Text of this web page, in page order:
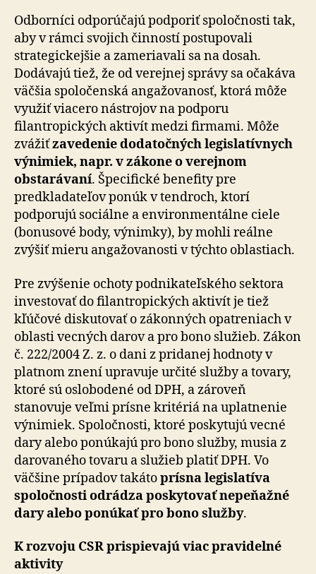
Odborníci odporúčajú podporiť spoločnosti tak,
aby v rámci svojich činností postupovali
strategickejšie a zameriavali sa na dosah.
Dodávajú tiež, že od verejnej správy sa očakáva
väčšia spoločenská angažovanosť, ktorá môže
využiť viacero nástrojov na podporu
filantropických aktivít medzi firmami. Môže
zvážiťzavedenie dodatočných legislatívnych
výnimiek, napr. v zákone o verejnom
obstarávaní. Špecifické benefity pre
predkladateľov ponúk v tendroch, ktorí
podporujú sociálne a environmentálne ciele
(bonusové body, výnimky), by mohli reálne
zvýšiť mieru angažovanosti v týchto oblastiach.
Pre zvýšenie ochoty podnikateľského sektora
investovať do filantropických aktivít je tiež
kľúčové diskutovať o zákonných opatreniach v
oblasti vecných darov a pro bono služieb. Zákon
č. 222/2004 Z. z. o dani z pridanej hodnoty v
platnom znení upravuje určité služby a tovary,
ktoré sú oslobodené od DPH, a zároveň
stanovuje veľmi prísne kritériá na uplatnenie
výnimiek. Spoločnosti, ktoré poskytujú vecné
dary alebo ponúkajú pro bono služby, musia z
darovaného tovaru a služieb platiť DPH. Vo
väčšine prípadov takátoprísna legislatíva
spoločnosti odrádza poskytovať nepeňažné
dary alebo ponúkať pro bono služby.
K rozvoju CSR prispievajú viac pravidelné
aktivity